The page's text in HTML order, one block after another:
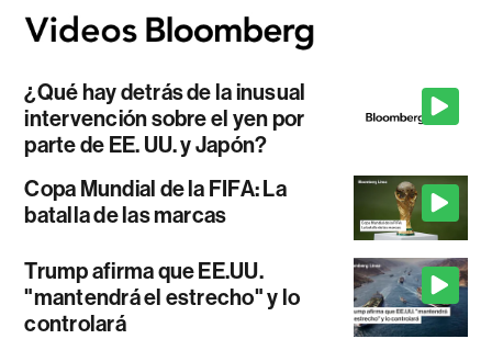
¿Qué hay detrás de la inusual
intervención sobre el yen por
parte de EE. UU. y Japón?
Copa Mundial de la FIFA: La
batalla de las marcas
Trump afirma que EE.UU.
"mantendrá el estrecho" y lo
controlará